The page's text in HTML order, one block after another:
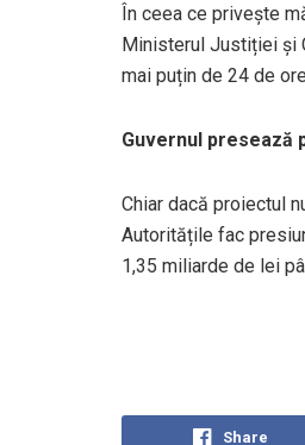
În ceea ce privește
Ministerul Justiției și
mai puțin de 24 de
Guvernul presează
Chiar dacă proiectul
Autoritățile fac
1,35 miliarde de lei
Share